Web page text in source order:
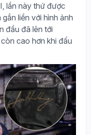
lần này thứ được
liền với hình ảnh
đầu đã lên tới
cao hơn khi đấu